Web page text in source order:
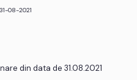
08-2021
din data de 31.08.2021